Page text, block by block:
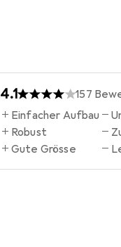
4.1 157
Einfacher Aufbau
Robust
Gute Grösse